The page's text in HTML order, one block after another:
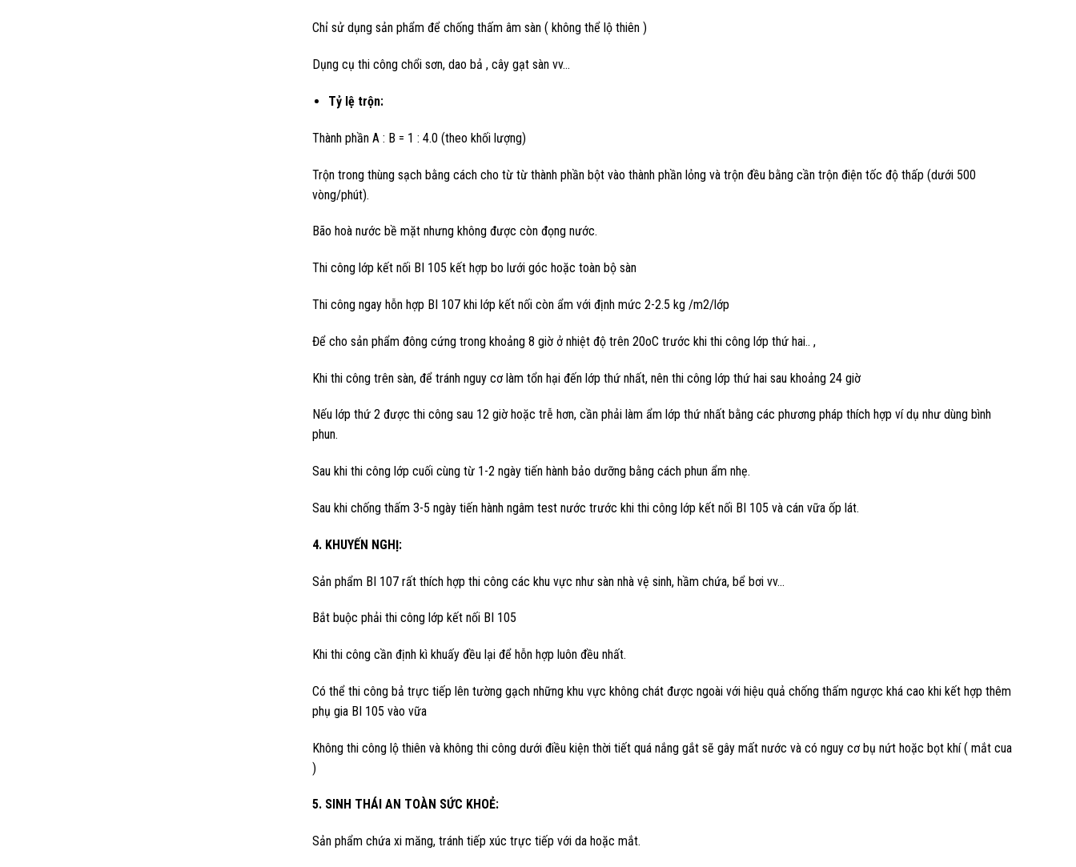
Chỉ sử dụng sản phẩm để chống thấm âm sàn ( không thể lộ thiên )
Dụng cụ thi công chổi sơn, dao bả , cây gạt sàn vv…
Tỷ lệ trộn:
Thành phần A : B = 1 : 4.0 (theo khối lượng)
Trộn trong thùng sạch bằng cách cho từ từ thành phần bột vào thành phần lỏng và trộn đều bằng cần trộn điện tốc độ thấp (dưới 500
vòng/phút).
Bão hoà nước bề mặt nhưng không được còn đọng nước.
Thi công lớp kết nối BI 105 kết hợp bo lưới góc hoặc toàn bộ sàn
Thi công ngay hỗn hợp BI 107 khi lớp kết nối còn ẩm với định mức 2-2.5 kg /m2/lớp
Để cho sản phẩm đông cứng trong khoảng 8 giờ ở nhiệt độ trên 20oC trước khi thi công lớp thứ hai.. ,
Khi thi công trên sàn, để tránh nguy cơ làm tổn hại đến lớp thứ nhất, nên thi công lớp thứ hai sau khoảng 24 giờ
Nếu lớp thứ 2 được thi công sau 12 giờ hoặc trễ hơn, cần phải làm ẩm lớp thứ nhất bằng các phương pháp thích hợp ví dụ như dùng bình
phun.
Sau khi thi công lớp cuối cùng từ 1-2 ngày tiến hành bảo dưỡng bằng cách phun ẩm nhẹ.
Sau khi chống thấm 3-5 ngày tiến hành ngâm test nước trước khi thi công lớp kết nối BI 105 và cán vữa ốp lát.
4. KHUYẾN NGHỊ:
Sản phẩm BI 107 rất thích hợp thi công các khu vực như sàn nhà vệ sinh, hầm chứa, bể bơi vv…
Bắt buộc phải thi công lớp kết nối BI 105
Khi thi công cần định kì khuấy đều lại để hỗn hợp luôn đều nhất.
Có thể thi công bả trực tiếp lên tường gạch những khu vực không chát được ngoài với hiệu quả chống thấm ngược khá cao khi kết hợp thêm
phụ gia BI 105 vào vữa
Không thi công lộ thiên và không thi công dưới điều kiện thời tiết quá nắng gắt sẽ gây mất nước và có nguy cơ bụ nứt hoặc bọt khí ( mắt cua
)
5. SINH THÁI AN TOÀN SỨC KHOẺ:
Sản phẩm chứa xi măng, tránh tiếp xúc trực tiếp với da hoặc mắt.